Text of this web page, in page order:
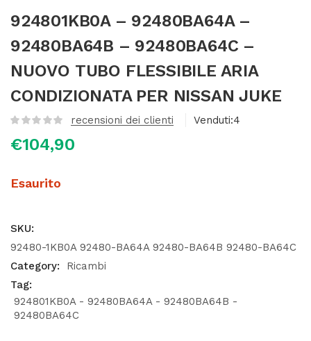
924801KB0A – 92480BA64A –
92480BA64B – 92480BA64C –
NUOVO TUBO FLESSIBILE ARIA
CONDIZIONATA PER NISSAN JUKE
recensioni dei clienti Venduti:4
€104,90
Esaurito
SKU:
92480-1KB0A 92480-BA64A 92480-BA64B 92480-BA64C
Category:
Ricambi
Tag:
924801KB0A - 92480BA64A - 92480BA64B -
92480BA64C